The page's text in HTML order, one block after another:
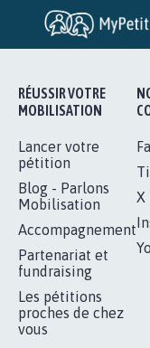
RÉUSSIR VOTRE
MOBILISATION
Lancer votre
pétition
Blog - Parlons
Mobilisation
Accompagnement
Partenariat et
fundraising
Les pétitions
proches de chez
vous
X